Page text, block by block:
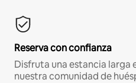
Reserva con confianza
Disfruta una estancia larga
nuestra comunidad de